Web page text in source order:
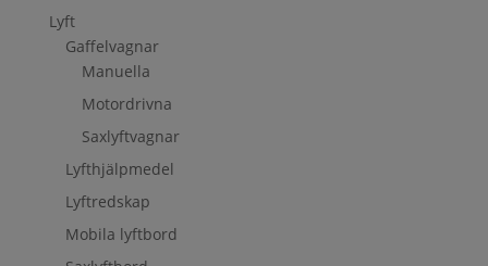
Lyft
Gaffelvagnar
Manuella
Motordrivna
Saxlyftvagnar
Lyfthjälpmedel
Lyftredskap
Mobila lyftbord